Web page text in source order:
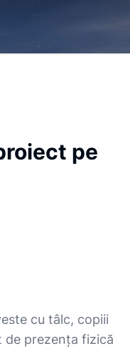
pe
cu tâlc, copiii
de prezența fizică